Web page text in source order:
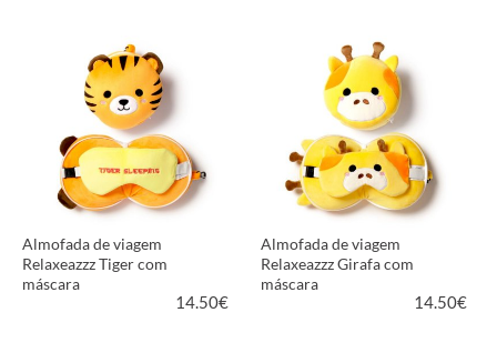
VER PRODUTO VER PRODUTO
Almofada de viagem
Relaxeazzz Tiger com
máscara
14.50€
Almofada de viagem
Relaxeazzz Girafa com
máscara
14.50€